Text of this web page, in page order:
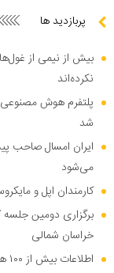
پربازدید ها
بیش از نیمی از
نکرده‌اند
پلتفرم هوش مصنوعی
شد
ایران امسال صاحب
می‌شود
کارمندان اپل و
برگزاری دومین جلسه
خراسان شمالی
اطلاعات بیش از ۱۰۰ هزار نیروی پلیس و کارمند امنیتی بریتانیا هک شد